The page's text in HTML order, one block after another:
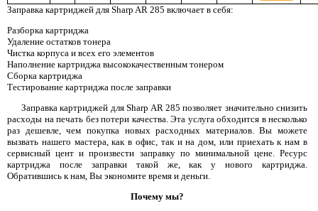
Заправка картриджей для Sharp AR 285 включает в себя:
Разборка картриджа
Удаление остатков тонера
Чистка корпуса и всех его элементов
Наполнение картриджа высококачественным тонером
Сборка картриджа
Тестирование картриджа после заправки
Заправка картриджей для Sharp AR 285 позволяет значительно снизить
расходы на печать без потери качества. Эта услуга обходится в несколько
раз дешевле, чем покупка новых расходных материалов. Вы можете
вызвать нашего мастера, как в офис, так и на дом, или приехать к нам в
сервисный цент и произвести заправку по минимальной цене. Ресурс
картриджа после заправки такой же, как у нового картриджа.
Обратившись к нам, Вы экономите время и деньги.
Почему мы?